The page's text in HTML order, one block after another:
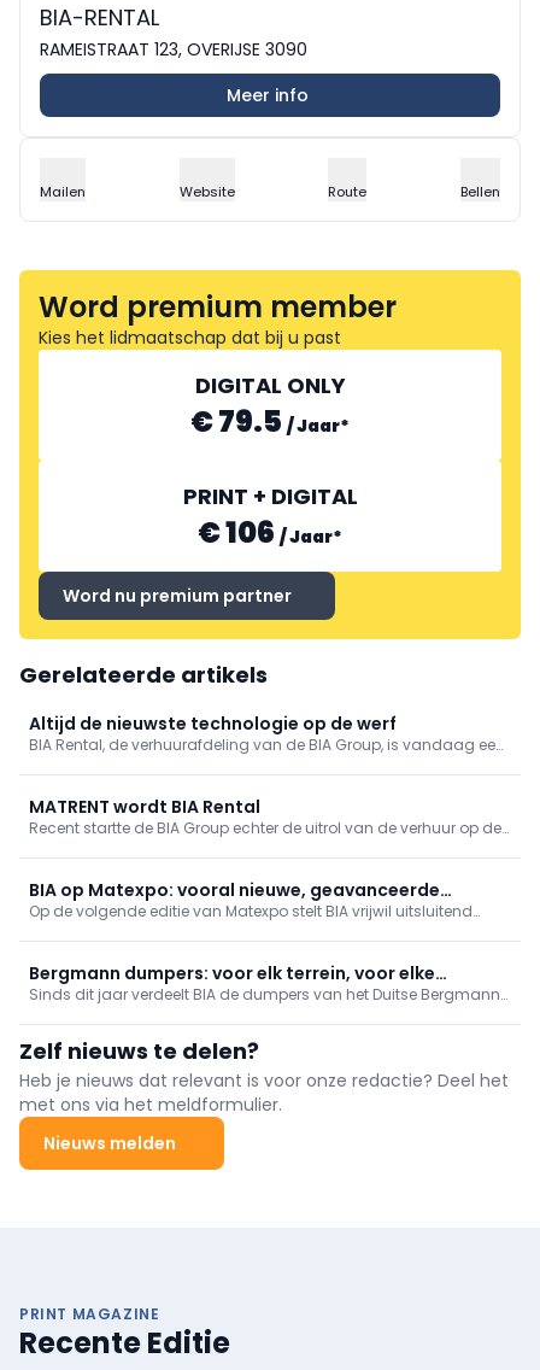
BIA-RENTAL
RAMEISTRAAT 123, OVERIJSE 3090
Meer info
Mailen Website Route Bellen
Word premium member
Kies het lidmaatschap dat bij u past
DIGITAL ONLY
€ 79.5 /Jaar*
PRINT + DIGITAL
€ 106 /Jaar*
Word nu premium partner
Gerelateerde artikels
Altijd de nieuwste technologie op de werf
BIA Rental, de verhuurafdeling van de BIA Group, is vandaag een
MATRENT wordt BIA Rental
Recent startte de BIA Group echter de uitrol van de verhuur op de
BIA Rental in het leven geroepen.
BIA op Matexpo: vooral nieuwe, geavanceerde
machines
Op de volgende editie van Matexpo stelt BIA vrijwil uitsluitend
sector zich blijft ontwikkelen naar meer efficiëntie, innovatie en
duurzaamheid.
Bergmann dumpers: voor elk terrein, voor elke
toepassing
Sinds dit jaar verdeelt BIA de dumpers van het Duitse Bergmann
veiligheidsstandaard en veelzijdige inzetbaarheid.
Zelf nieuws te delen?
Heb je nieuws dat relevant is voor onze redactie? Deel het
met ons via het meldformulier.
Nieuws melden
PRINT MAGAZINE
Recente Editie